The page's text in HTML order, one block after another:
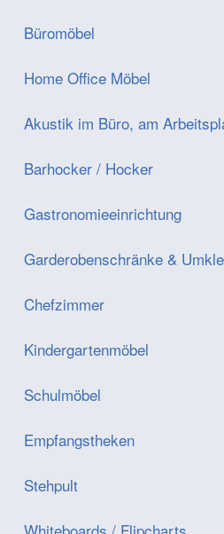
Büromöbel
Home Office Möbel
Akustik im Büro, am
Barhocker / Hocker
Gastronomieeinrichtung
Garderobenschränke &
Chefzimmer
Kindergartenmöbel
Schulmöbel
Empfangstheken
Stehpult